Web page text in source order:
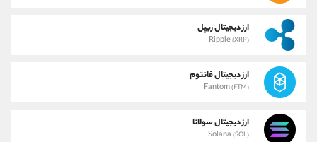
ارز دیجیتال ریپل
Ripple(XRP)
ارز دیجیتال فانتوم
Fantom(FTM)
ارز دیجیتال سولانا
Solana (SOL)